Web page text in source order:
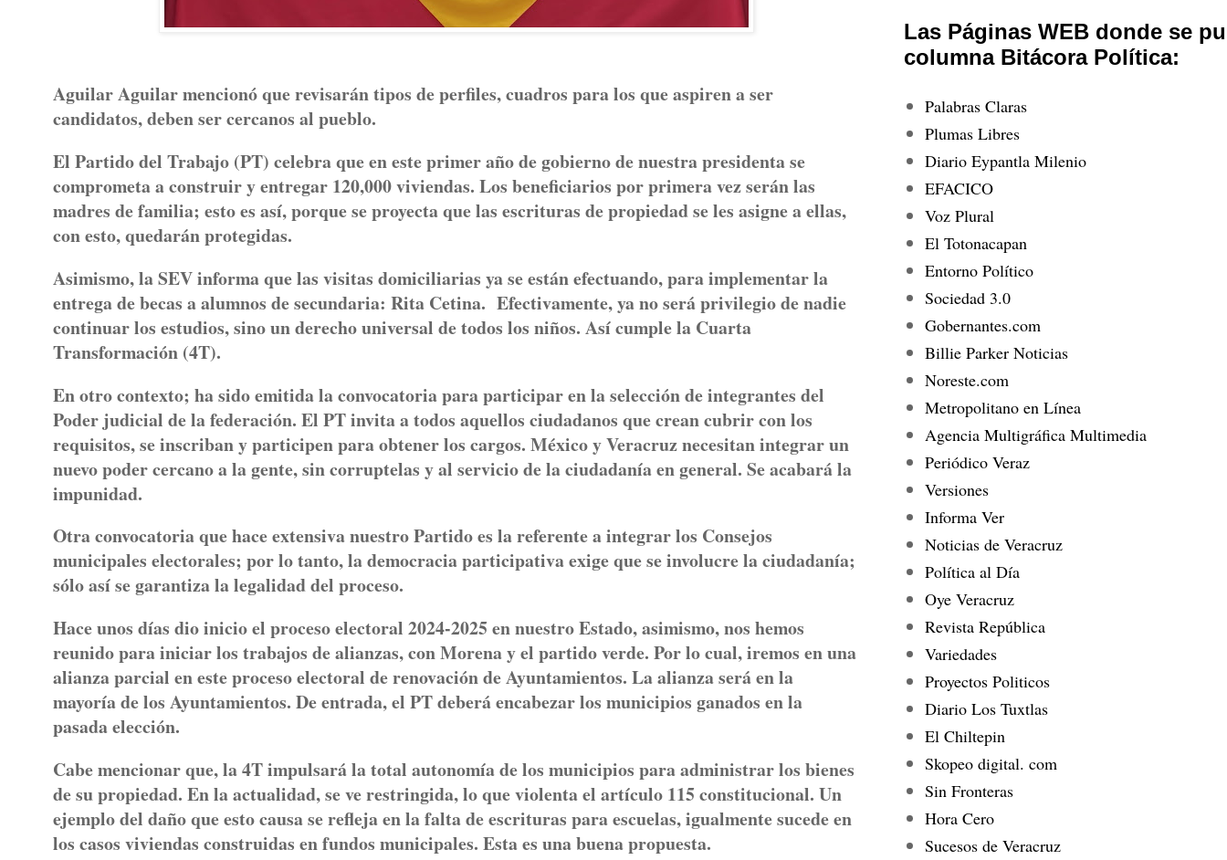
Aguilar Aguilar mencionó que revisarán tipos de perfiles, cuadros para los que aspiren a ser
candidatos, deben ser cercanos al pueblo.
El Partido del Trabajo (PT) celebra que en este primer año de gobierno de nuestra presidenta se
comprometa a construir y entregar 120,000 viviendas. Los beneficiarios por primera vez serán las
madres de familia; esto es así, porque se proyecta que las escrituras de propiedad se les asigne a ellas,
con esto, quedarán protegidas.
Asimismo, la SEV informa que las visitas domiciliarias ya se están efectuando, para implementar la
entrega de becas a alumnos de secundaria: Rita Cetina. Efectivamente, ya no será privilegio de nadie
continuar los estudios, sino un derecho universal de todos los niños. Así cumple la Cuarta
Transformación (4T).
En otro contexto; ha sido emitida la convocatoria para participar en la selección de integrantes del
Poder judicial de la federación. El PT invita a todos aquellos ciudadanos que crean cubrir con los
requisitos, se inscriban y participen para obtener los cargos. México y Veracruz necesitan integrar un
nuevo poder cercano a la gente, sin corruptelas y al servicio de la ciudadanía en general. Se acabará la
impunidad.
Otra convocatoria que hace extensiva nuestro Partido es la referente a integrar los Consejos
municipales electorales; por lo tanto, la democracia participativa exige que se involucre la ciudadanía;
sólo así se garantiza la legalidad del proceso.
Hace unos días dio inicio el proceso electoral 2024-2025 en nuestro Estado, asimismo, nos hemos
reunido para iniciar los trabajos de alianzas, con Morena y el partido verde. Por lo cual, iremos en una
alianza parcial en este proceso electoral de renovación de Ayuntamientos. La alianza será en la
mayoría de los Ayuntamientos. De entrada, el PT deberá encabezar los municipios ganados en la
pasada elección.
Cabe mencionar que, la 4T impulsará la total autonomía de los municipios para administrar los bienes
de su propiedad. En la actualidad, se ve restringida, lo que violenta el artículo 115 constitucional. Un
ejemplo del daño que esto causa se refleja en la falta de escrituras para escuelas, igualmente sucede en
los casos viviendas construidas en fundos municipales. Esta es una buena propuesta.
Las Páginas WEB donde se
columna Bitácora Política:
Palabras Claras
Plumas Libres
Diario Eypantla Milenio
EFACICO
Voz Plural
El Totonacapan
Entorno Político
Sociedad 3.0
Gobernantes.com
Billie Parker Noticias
Noreste.com
Metropolitano en Línea
Agencia Multigráfica Multimedia
Periódico Veraz
Versiones
Informa Ver
Noticias de Veracruz
Política al Día
Oye Veracruz
Revista República
Variedades
Proyectos Politicos
Diario Los Tuxtlas
El Chiltepin
Skopeo digital. com
Sin Fronteras
Hora Cero
Sucesos de Veracruz